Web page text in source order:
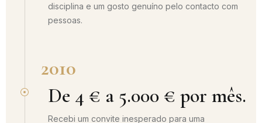
disciplina e um gosto genuíno pelo contacto com
pessoas.
2010
De 4 € a 5.000 € por mês.
Recebi um convite inesperado para uma